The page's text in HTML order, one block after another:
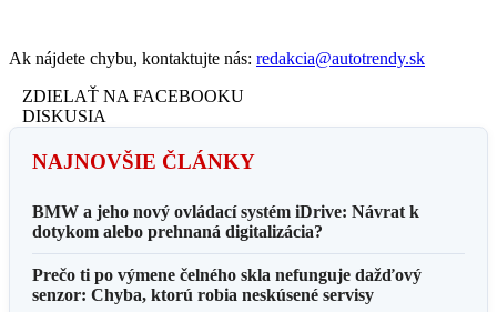
Ak nájdete chybu, kontaktujte nás: redakcia@autotrendy.sk
ZDIELAŤ NA FACEBOOKU
DISKUSIA
NAJNOVŠIE ČLÁNKY
BMW a jeho nový ovládací systém iDrive: Návrat k
dotykom alebo prehnaná digitalizácia?
Prečo ti po výmene čelného skla nefunguje dažďový
senzor: Chyba, ktorú robia neskúsené servisy